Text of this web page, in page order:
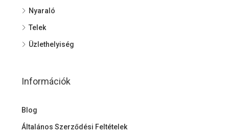
Nyaraló
Telek
Üzlethelyiség
Információk
Blog
Általános Szerződési Feltételek